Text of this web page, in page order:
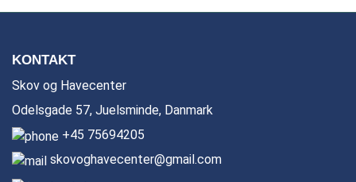
KONTAKT
Skov og Havecenter
Odelsgade 57, Juelsminde, Danmark
+45 75694205
skovoghavecenter@gmail.com